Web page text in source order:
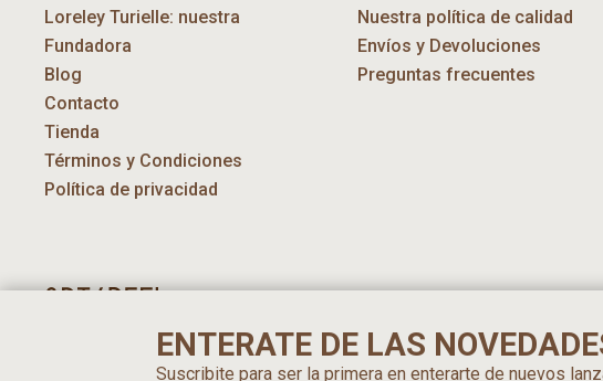
Loreley Turielle: nuestra
Fundadora
Blog
Contacto
Tienda
Términos y Condiciones
Política de privacidad
Nuestra política de calidad
Envíos y Devoluciones
Preguntas frecuentes
ENTERATE DE LAS
Suscribite para ser la primera en enterarte de nuevos